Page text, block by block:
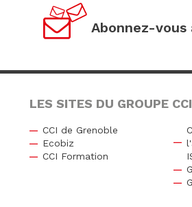
Abonnez-
LES SITES DU GROUPE
CCI de Grenoble
Ecobiz
CCI Formation